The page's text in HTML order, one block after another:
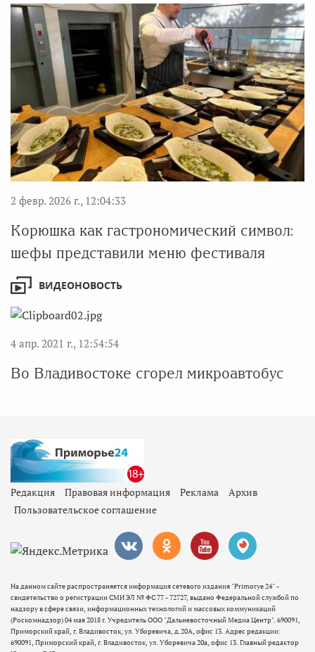
2 февр. 2026 г., 12:04:33
Корюшка как гастрономический символ:
шефы представили меню фестиваля
ВИДЕОНОВОСТЬ
4 апр. 2021 г., 12:54:54
Во Владивостоке сгорел микроавтобус
Редакция Правовая информация Реклама
Архив
Пользовательское соглашение
На данном сайте распространяется информация сетевого издания "Primorye 24" -
свидетельство о регистрации СМИ ЭЛ № ФС 77 - 72727, выдано Федеральной службой по
надзору в сфере связи, информационных технологий и массовых коммуникаций
(Роскомнадзор) 04 мая 2018 г. Учредитель ООО "Дальневосточный Медиа Центр". 690091,
Приморский край, г. Владивосток, ул. Уборевича, д.20А, офис 13. Адрес редакции:
690091, Приморский край, г. Владивосток, ул. Уборевича 20а, офис 13. Главный редактор